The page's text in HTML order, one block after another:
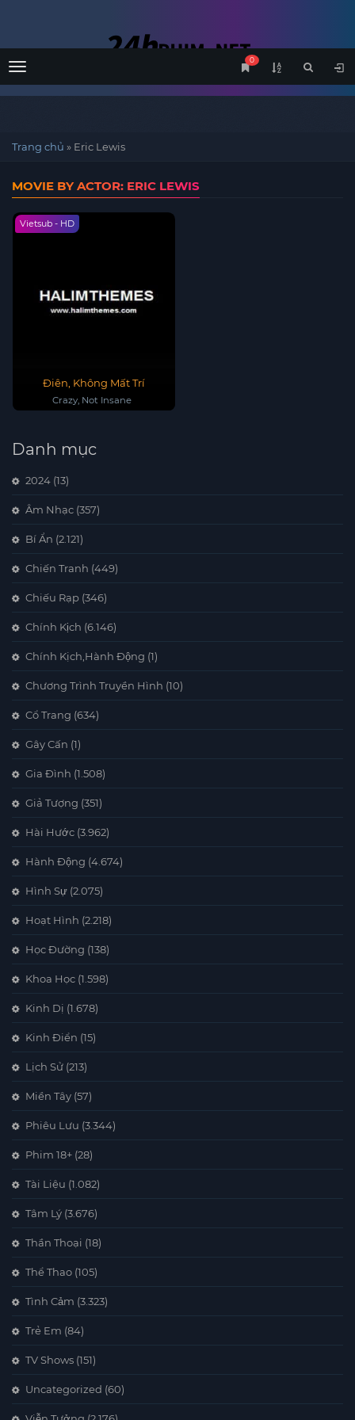
Menu
0
Trang chủ » Eric Lewis
MOVIE BY ACTOR: ERIC LEWIS
Vietsub - HD
Điên, Không Mất Trí
Crazy, Not Insane
Danh mục
2024 (13)
Âm Nhạc (357)
Bí Ẩn (2.121)
Chiến Tranh (449)
Chiếu Rạp (346)
Chính Kịch (6.146)
Chính Kịch,Hành Động (1)
Chương Trình Truyền Hình (10)
Cổ Trang (634)
Gây Cấn (1)
Gia Đình (1.508)
Giả Tượng (351)
Hài Hước (3.962)
Hành Động (4.674)
Hình Sự (2.075)
Hoạt Hình (2.218)
Học Đường (138)
Khoa Học (1.598)
Kinh Dị (1.678)
Kinh Điển (15)
Lịch Sử (213)
Miền Tây (57)
Phiêu Lưu (3.344)
Phim 18+ (28)
Tài Liệu (1.082)
Tâm Lý (3.676)
Thần Thoại (18)
Thể Thao (105)
Tình Cảm (3.323)
Trẻ Em (84)
TV Shows (151)
Uncategorized (60)